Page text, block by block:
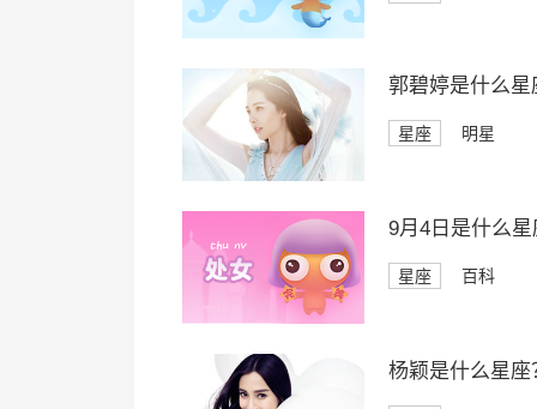
郭碧婷是什么星
星座 明星
9月4日是什么星
星座 百科
杨颖是什么星座